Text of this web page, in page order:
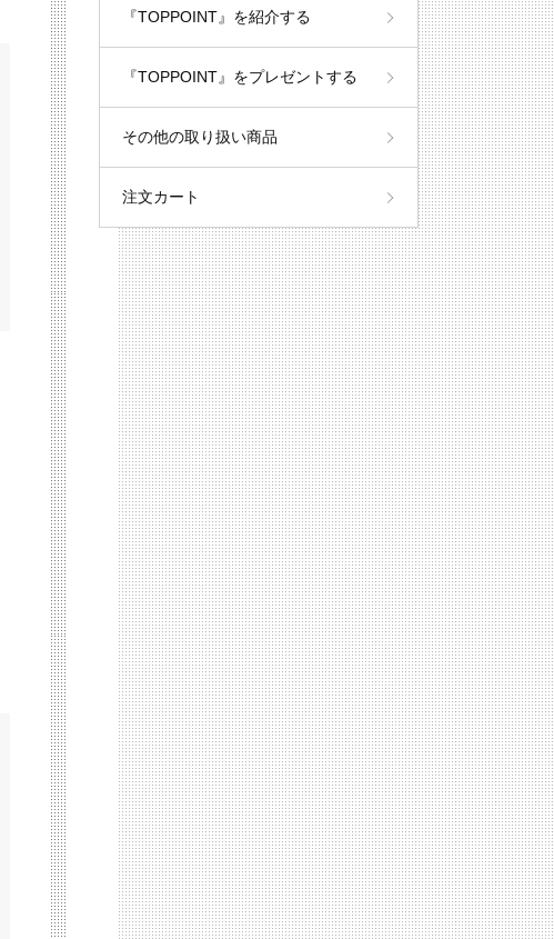
『TOPPOINT』を紹介する
『TOPPOINT』をプレゼントする
その他の取り扱い商品
注文カート